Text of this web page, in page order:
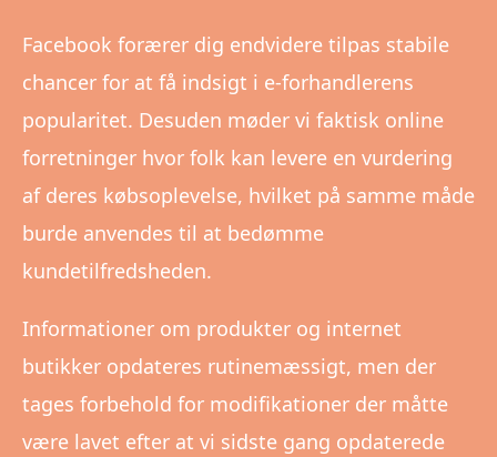
Facebook forærer dig endvidere tilpas stabile
chancer for at få indsigt i e-forhandlerens
popularitet. Desuden møder vi faktisk online
forretninger hvor folk kan levere en vurdering
af deres købsoplevelse, hvilket på samme måde
burde anvendes til at bedømme
kundetilfredsheden.
Informationer om produkter og internet
butikker opdateres rutinemæssigt, men der
tages forbehold for modifikationer der måtte
være lavet efter at vi sidste gang opdaterede